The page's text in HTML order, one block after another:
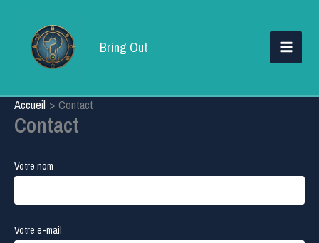
contenu
Bring Out
Accueil Contact
Contact
Votre nom
Votre e-mail